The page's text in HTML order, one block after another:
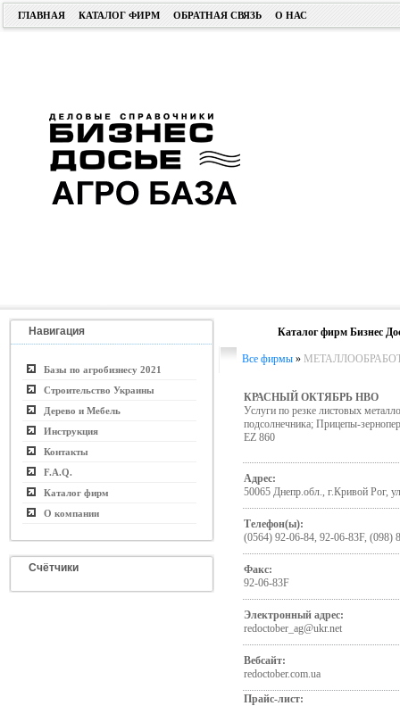
ГЛАВНАЯ КАТАЛОГ ФИРМ ОБРАТНАЯ СВЯЗЬ О НАС
Навигация
Базы по агробизнесу 2021
Строительство Украины
Дерево и Мебель
Инструкция
Контакты
F.A.Q.
Каталог фирм
О компании
Счётчики
Каталог фирм Бизнес
Все фирмы »
КРАСНЫЙ ОКТЯБРЬ НВО
Услуги по резке листовых
подсолнечника; Прицепы-
EZ 860
Адрес:
50065 Днепр.обл., г.Кривой Рог,
Телефон(ы):
(0564) 92-06-84, 92-06-83F, (098)
Факс:
92-06-83F
Электронный адрес:
redoctober_ag@ukr.net
Вебсайт:
redoctober.com.ua
Прайс-лист: